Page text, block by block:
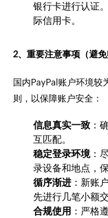
银行卡进行认证
际信用卡。
2、重要注意事项（避免
国内PayPal账户环境较
则，以保障账户安全：
信息真实一致 ：
互匹配。
稳定登录环境：
录设备和地点，
循序渐进 ：新账
先进行几笔小额
合规使用 ：严格